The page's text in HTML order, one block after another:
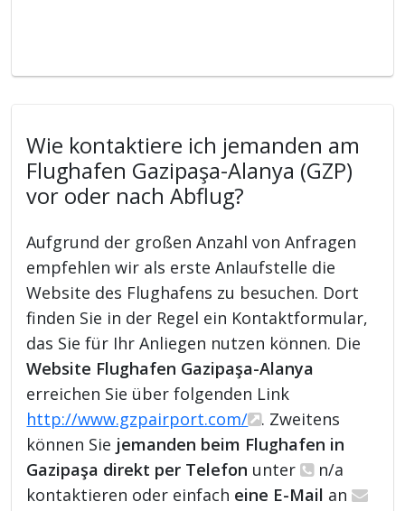
Wie kontaktiere ich jemanden am
Flughafen Gazipaşa-Alanya (GZP)
vor oder nach Abflug?
Aufgrund der großen Anzahl von Anfragen
empfehlen wir als erste Anlaufstelle die
Website des Flughafens zu besuchen. Dort
finden Sie in der Regel ein Kontaktformular,
das Sie für Ihr Anliegen nutzen können. Die
Website Flughafen Gazipaşa-Alanya
erreichen Sie über folgenden Link
http://www.gzpairport.com/
. Zweitens
können Sie jemanden beim Flughafen in
Gazipaşa direkt per Telefon unter
n/a
kontaktieren oder einfach eine E-Mail an